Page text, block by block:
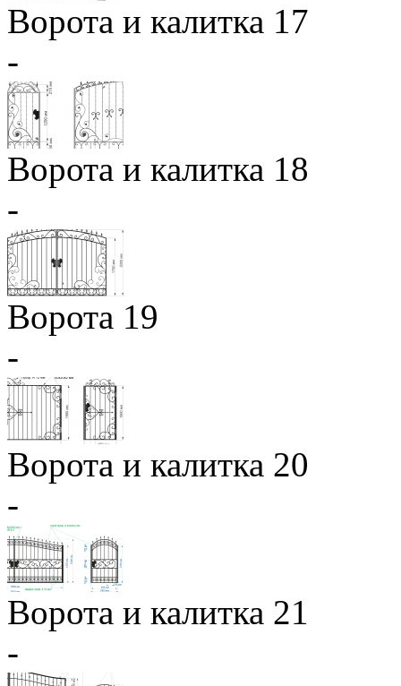
Ворота и калитка 17
-
Ворота и калитка 18
-
Ворота 19
-
Ворота и калитка 20
-
Ворота и калитка 21
-